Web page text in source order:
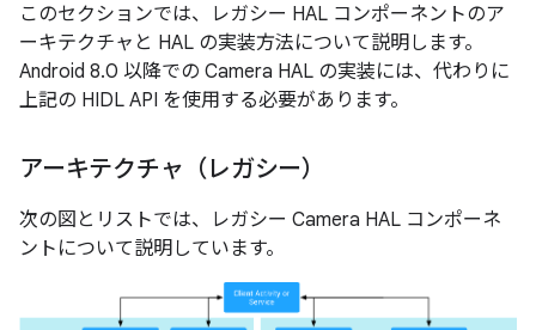
このセクションでは、レガシー HAL コンポーネントのア
ーキテクチャと HAL の実装方法について説明します。
Android 8.0 以降での Camera HAL の実装には、代わりに
上記の HIDL API を使用する必要があります。
アーキテクチャ（レガシー）
次の図とリストでは、レガシー Camera HAL コンポーネ
ントについて説明しています。